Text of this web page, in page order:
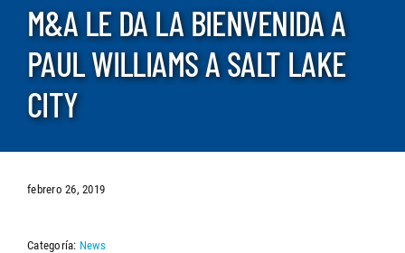
CONTACT US
M&A LE DA LA BIENVENIDA A
PAUL WILLIAMS A SALT LAKE
CITY
febrero 26, 2019
Categoría: News